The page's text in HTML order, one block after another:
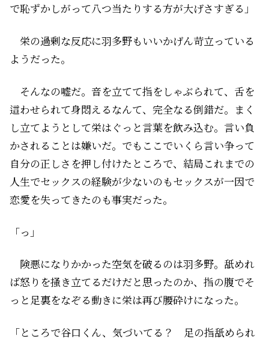
で恥ずかしがって八つ当たりする方が大げさすぎる」
栄の過剰な反応に羽多野もいいかげん苛立っている
ようだった。
そんなの嘘だ。音を立てて指をしゃぶられて、舌を
這わせられて身悶えるなんて、完全なる倒錯だ。まく
し立てようとして栄はぐっと言葉を飲み込む。言い負
かされることは嫌いだ。でもここでいくら言い争って
自分の正しさを押し付けたところで、結局これまでの
人生でセックスの経験が少ないのもセックスが一因で
恋愛を失ってきたのも事実だった。
「――っ」
険悪になりかかった空気を破るのは羽多野。舐めれ
ば怒りを掻き立てるだけだと思ったのか、指の腹でそ
っと足裏をなぞる動きに栄は再び腰砕けになった。
「ところで谷口くん、気づいてる？ 足の指舐められ